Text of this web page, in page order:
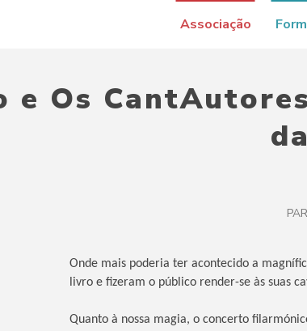
Associação
e Os
Onde mais poderia ter acontecido a
livro e fizeram o público render-se às suas
Quanto à nossa magia, o concerto